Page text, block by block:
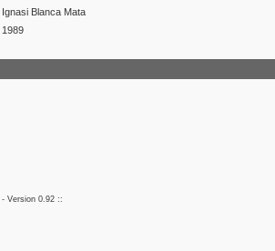
Ignasi Blanca Mata
1989
- Version 0.92 ::